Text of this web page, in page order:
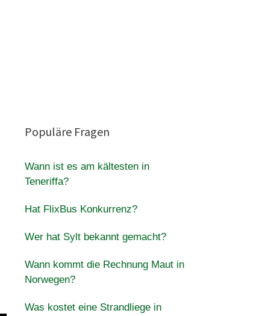
Populäre Fragen
Wann ist es am kältesten in
Teneriffa?
Hat FlixBus Konkurrenz?
Wer hat Sylt bekannt gemacht?
Wann kommt die Rechnung Maut in
Norwegen?
Was kostet eine Strandliege in